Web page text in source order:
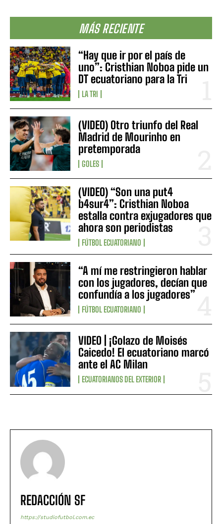
MÁS RECIENTE
“Hay que ir por el país de
uno”: Cristhian Noboa pide un
DT ecuatoriano para la Tri
LA TRI
(VIDEO) Otro triunfo del Real
Madrid de Mourinho en
pretemporada
GOLES
(VIDEO) “Son una put4
b4sur4”: Cristhian Noboa
estalla contra exjugadores que
ahora son periodistas
FÚTBOL ECUATORIANO
“A mí me restringieron hablar
con los jugadores, decían que
confundía a los jugadores”
FÚTBOL ECUATORIANO
VIDEO | ¡Golazo de Moisés
Caicedo! El ecuatoriano marcó
ante el AC Milan
ECUATORIANOS DEL EXTERIOR
REDACCIÓN SF
https://studiofutbol.com.ec